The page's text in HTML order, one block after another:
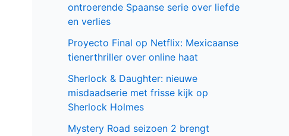
ontroerende Spaanse serie over liefde
en verlies
Proyecto Final op Netflix: Mexicaanse
tienerthriller over online haat
Sherlock & Daughter: nieuwe
misdaadserie met frisse kijk op
Sherlock Holmes
Mystery Road seizoen 2 brengt